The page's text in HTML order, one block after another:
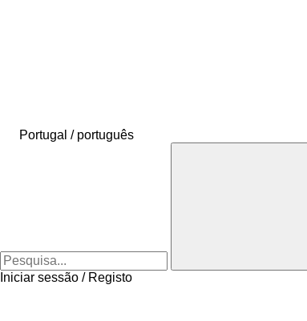
Portugal / português
Iniciar sessão / Registo